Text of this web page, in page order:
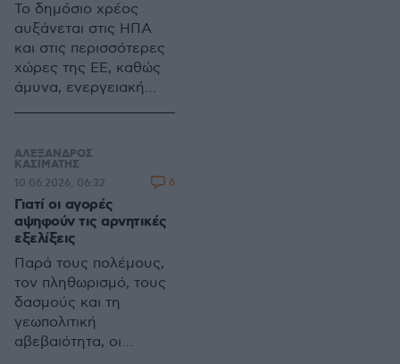
για νοικοκυριά και
επιχειρήσεις
Το δημόσιο χρέος
αυξάνεται στις ΗΠΑ
και στις περισσότερες
χώρες της ΕΕ, καθώς
άμυνα, ενεργειακή
ελλείμματα
επιβαρύνουν τους
προϋπολογισμούς,
εντείνοντας τους
κινδύνους για φόρους,
επιτόκια και ανάπτυξη
ΑΛΕΞΑΝΔΡΟΣ
ΚΑΣΙΜΑΤΗΣ
Γιατί οι αγορές
αψηφούν τις αρνητικές
εξελίξεις
Παρά τους πολέμους,
τον πληθωρισμό, τους
δασμούς και τη
γεωπολιτική
αβεβαιότητα, οι
10.06.2026, 06:32 6